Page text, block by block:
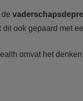
ook gepaard met
omvat het